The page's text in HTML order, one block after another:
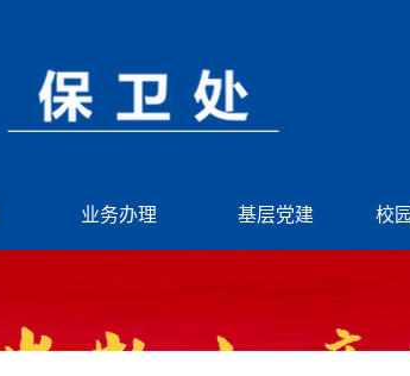
业务办理 基层党建 校